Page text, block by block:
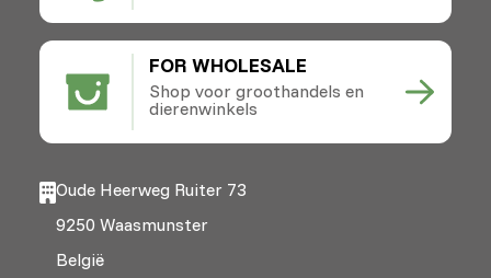
FOR WHOLESALE
Shop voor groothandels en
dierenwinkels
Oude Heerweg Ruiter 73
9250 Waasmunster
België